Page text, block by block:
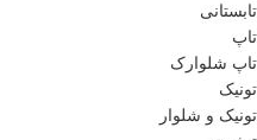
تابستانی
تاپ
تاپ شلوارک
تونیک
تونیک و شلوار